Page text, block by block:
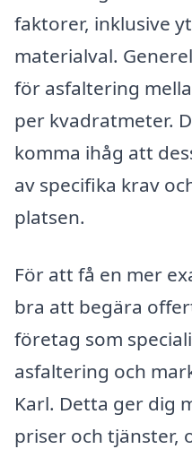
faktorer, inklusive
materialval.
för asfaltering
per kvadratmeter.
komma ihåg att
av specifika krav
platsen.
För att få en mer
bra att begära
företag som
asfaltering och
Karl. Detta ger dig
priser och tjänster,